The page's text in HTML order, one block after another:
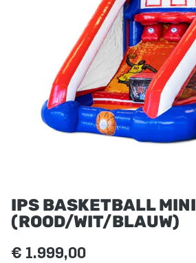
IPS BASKETBALL MINI
(ROOD/WIT/BLAUW)
€ 1.999,00